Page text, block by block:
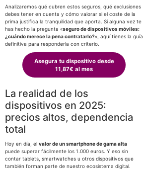
Analizaremos qué cubren estos seguros, qué exclusiones
debes tener en cuenta y cómo valorar si el coste de la
prima justifica la tranquilidad que aporta. Si alguna vez te
has hecho la pregunta «seguro de dispositivos móviles:
¿cuándo merece la pena contratarlo?«, aquí tienes la guía
definitiva para responderla con criterio.
Asegura tu dispositivo desde
11,87€ al mes
La realidad de los
dispositivos en 2025:
precios altos, dependencia
total
Hoy en día, el valor de un smartphone de gama alta
puede superar fácilmente los 1.000 euros. Y eso sin
contar tablets, smartwatches u otros dispositivos que
también forman parte de nuestro ecosistema digital.